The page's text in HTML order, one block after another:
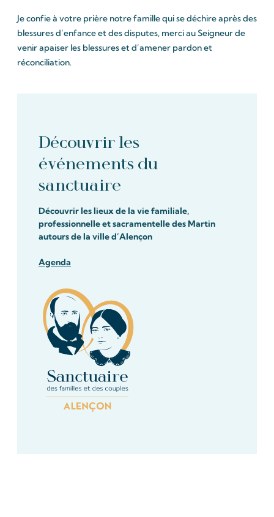
Je confie à votre prière notre famille qui se déchire après des
blessures d’enfance et des disputes, merci au Seigneur de
venir apaiser les blessures et d’amener pardon et
réconciliation.
Découvrir les
événements du
sanctuaire
Découvrir les lieux de la vie familiale,
professionnelle et sacramentelle des Martin
autours de la ville d’Alençon
Agenda